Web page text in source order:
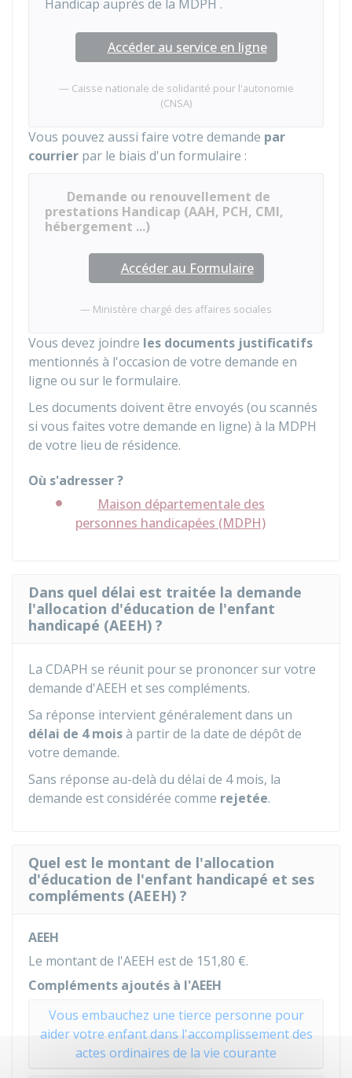
Handicap auprès de la MDPH .
Accéder au service en ligne
Caisse nationale de solidarité pour l'autonomie
(CNSA)
Vous pouvez aussi faire votre demande par
courrier par le biais d'un formulaire :
Demande ou renouvellement de
prestations Handicap (AAH, PCH, CMI,
hébergement ...)
Accéder au Formulaire
Ministère chargé des affaires sociales
Vous devez joindre les documents justificatifs
mentionnés à l'occasion de votre demande en
ligne ou sur le formulaire.
Les documents doivent être envoyés (ou scannés
si vous faites votre demande en ligne) à la MDPH
de votre lieu de résidence.
Où s'adresser ?
Maison départementale des
personnes handicapées (MDPH)
Dans quel délai est traitée la demande
l'allocation d'éducation de l'enfant
handicapé (AEEH) ?
La CDAPH se réunit pour se prononcer sur votre
demande d'AEEH et ses compléments.
Sa réponse intervient généralement dans un
délai de 4 moisà partir de la date de dépôt de
votre demande.
Sans réponse au-delà du délai de 4 mois, la
demande est considérée comme rejetée.
Quel est le montant de l'allocation
d'éducation de l'enfant handicapé et ses
compléments (AEEH) ?
AEEH
Le montant de l'AEEH est de 151,80 €.
Compléments ajoutés à l'AEEH
Vous embauchez une tierce personne pour
aider votre enfant dans l'accomplissement des
actes ordinaires de la vie courante